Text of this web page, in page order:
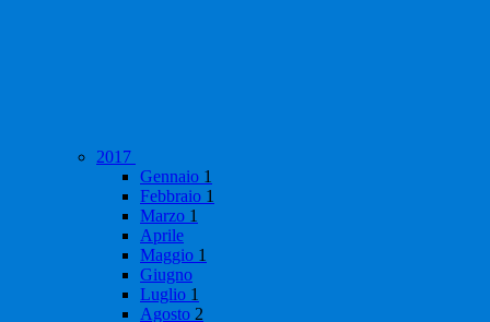
2017
Gennaio 1
Febbraio 1
Marzo 1
Aprile
Maggio 1
Giugno
Luglio 1
Agosto 2